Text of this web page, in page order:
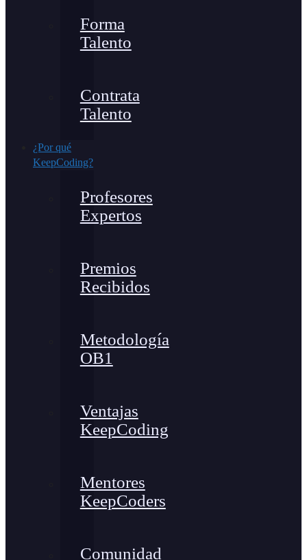
Forma
Talento
Contrata
Talento
¿Por qué
KeepCoding?
Profesores
Expertos
Premios
Recibidos
Metodología
OB1
Ventajas
KeepCoding
Mentores
KeepCoders
Comunidad